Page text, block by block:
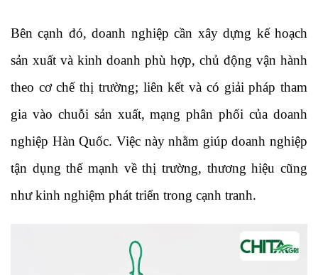
Bên cạnh đó, doanh nghiệp cần xây dựng kế hoạch
sản xuất và kinh doanh phù hợp, chủ động vận hành
theo cơ chế thị trường; liên kết và có giải pháp tham
gia vào chuỗi sản xuất, mạng phân phối của doanh
nghiệp Hàn Quốc. Việc này nhằm giúp doanh nghiệp
tận dụng thế mạnh về thị trường, thương hiệu cũng
như kinh nghiệm phát triển trong cạnh tranh.